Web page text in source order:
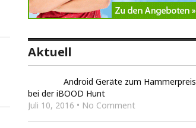
Aktuell
Android Geräte zum Hammerpreis
bei der iBOOD Hunt
Juli 10, 2016 • No Comment